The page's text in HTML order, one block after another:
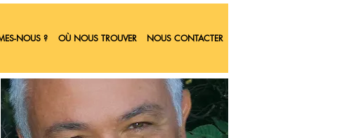
NOUS ? OÙ NOUS TROUVER NOUS CONTACTER